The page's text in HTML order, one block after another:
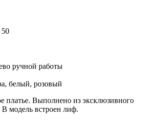
50
ручной работы
белый, розовый
платье. Выполнено из эксклюзивного
модель встроен лиф.